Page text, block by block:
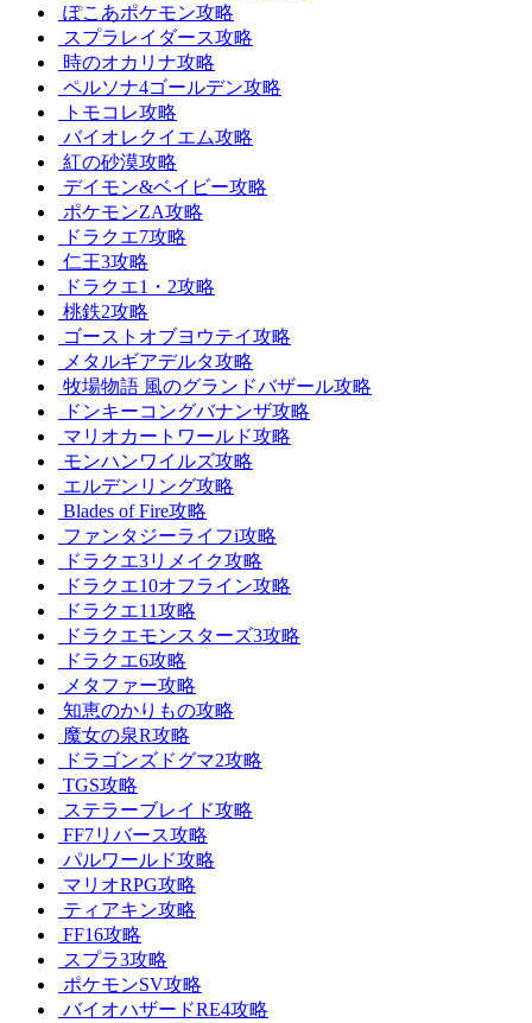
ぽこあポケモン攻略
スプラレイダース攻略
時のオカリナ攻略
ペルソナ4ゴールデン攻略
トモコレ攻略
バイオレクイエム攻略
紅の砂漠攻略
デイモン&ベイビー攻略
ポケモンZA攻略
ドラクエ7攻略
仁王3攻略
ドラクエ1・2攻略
桃鉄2攻略
ゴーストオブヨウテイ攻略
メタルギアデルタ攻略
牧場物語 風のグランドバザール攻略
ドンキーコングバナンザ攻略
マリオカートワールド攻略
モンハンワイルズ攻略
エルデンリング攻略
Blades of Fire攻略
ファンタジーライフi攻略
ドラクエ3リメイク攻略
ドラクエ10オフライン攻略
ドラクエ11攻略
ドラクエモンスターズ3攻略
ドラクエ6攻略
メタファー攻略
知恵のかりもの攻略
魔女の泉R攻略
ドラゴンズドグマ2攻略
TGS攻略
ステラーブレイド攻略
FF7リバース攻略
パルワールド攻略
マリオRPG攻略
ティアキン攻略
FF16攻略
スプラ3攻略
ポケモンSV攻略
バイオハザードRE4攻略